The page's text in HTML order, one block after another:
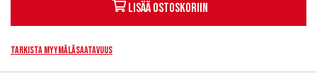
Lisää ostoskoriin
Tarkista myymäläsaatavuus